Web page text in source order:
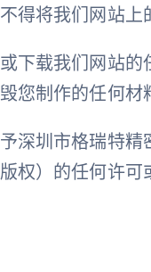
得将我们网站上
下载我们网站
您制作的任何材
深圳市格瑞特
权）的任何许可